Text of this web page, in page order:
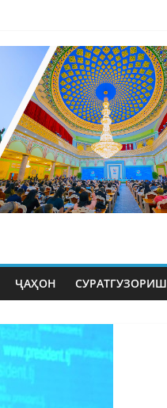
ҶАҲОН СУРАТГУЗОРИШ